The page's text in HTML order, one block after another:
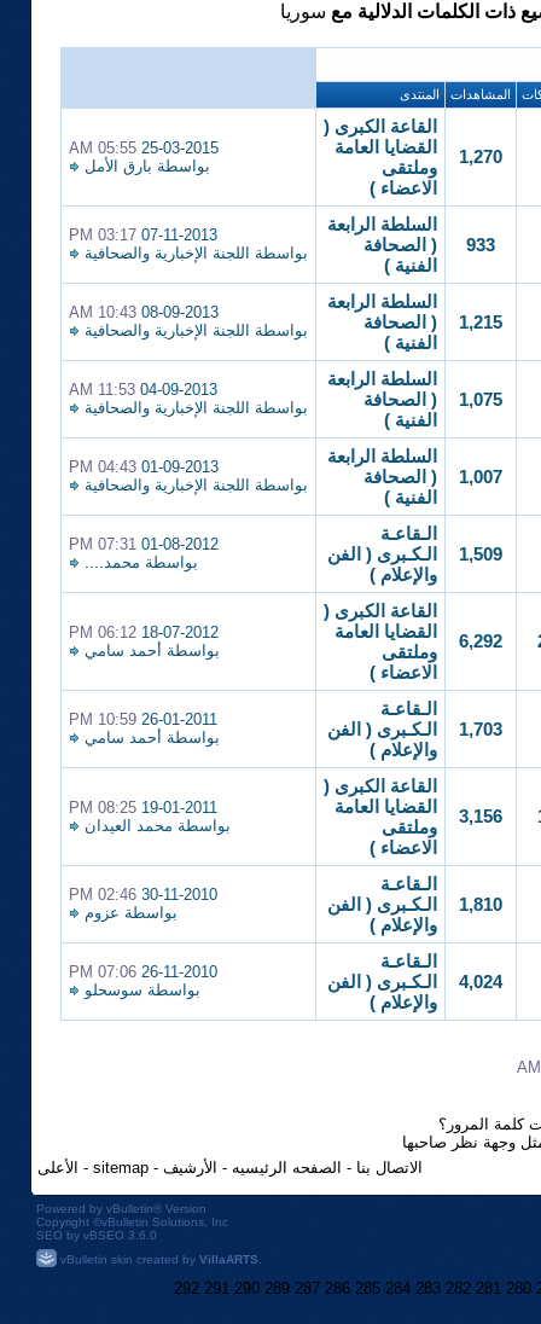
ذات الكلمات الدلالية مع سوريا
المشاهدات المنتدى
1,270
القاعة الكبرى (
القضايا العامة
وملتقى
الاعضاء )
25-03-2015
05:55 AM
بواسطة بارق الأمل
933
السلطة الرابعة
( الصحافة
الفنية )
07-11-2013
03:17 PM
بواسطة اللجنة الإخبارية والصحافية
1,215
السلطة الرابعة
( الصحافة
الفنية )
08-09-2013
10:43 AM
بواسطة اللجنة الإخبارية والصحافية
1,075
السلطة الرابعة
( الصحافة
الفنية )
04-09-2013
11:53 AM
بواسطة اللجنة الإخبارية والصحافية
1,007
السلطة الرابعة
( الصحافة
الفنية )
01-09-2013
04:43 PM
بواسطة اللجنة الإخبارية والصحافية
1,509
الـقاعـة
الـكـبرى ( الفن
والإعلام )
01-08-2012
07:31 PM
بواسطة محمد....
6,292
القاعة الكبرى (
القضايا العامة
وملتقى
الاعضاء )
18-07-2012
06:12 PM
بواسطة أحمد سامي
1,703
الـقاعـة
الـكـبرى ( الفن
والإعلام )
26-01-2011
10:59 PM
بواسطة أحمد سامي
3,156
القاعة الكبرى (
القضايا العامة
وملتقى
الاعضاء )
19-01-2011
08:25 PM
بواسطة محمد العيدان
1,810
الـقاعـة
الـكـبرى ( الفن
والإعلام )
30-11-2010
02:46 PM
بواسطة عزوم
4,024
الـقاعـة
الـكـبرى ( الفن
والإعلام )
26-11-2010
07:06 PM
بواسطة سوسحلو
كلمة المرور؟
وجهة نظر صاحبها
الاتصال بنا - الصفحه الرئيسيه - الأرشيف -
sitemap
- الأعلى
Powered by vBulletin®Version
Copyright ©vBulletin Solutions, Inc
SEO by vBSEO 3.6.0
vBulletin skin created by VillaARTS
280
281
282
283
284
285
286
287
289
290
291
292